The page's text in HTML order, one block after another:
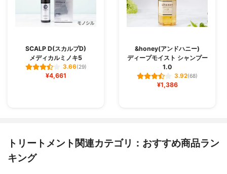
SCALP D(スカルプD)
メディカルミノキ5
3.66(29)
¥4,661
&honey(アンドハニー)
ディープモイスト シャンプー
1.0
3.92(68)
¥1,386
トリートメント関連カテゴリ：おすすめ商品ラン
キング